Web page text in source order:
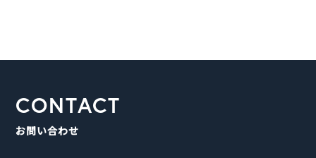
CONTACT
お問い合わせ